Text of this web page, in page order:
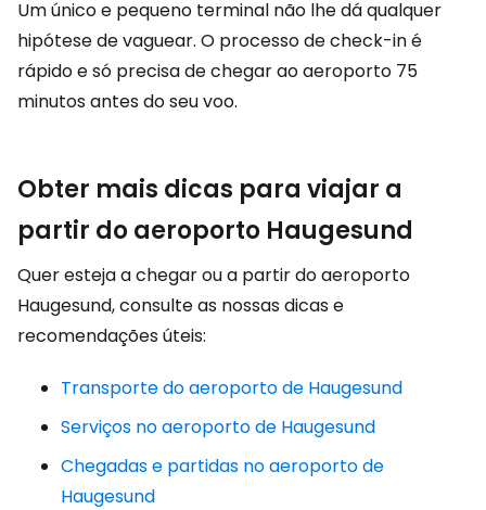
Um único e pequeno terminal não lhe dá qualquer
hipótese de vaguear. O processo de check-in é
rápido e só precisa de chegar ao aeroporto 75
minutos antes do seu voo.
Obter mais dicas para viajar a
partir do aeroporto Haugesund
Quer esteja a chegar ou a partir do aeroporto
Haugesund, consulte as nossas dicas e
recomendações úteis:
Transporte do aeroporto de Haugesund
Serviços no aeroporto de Haugesund
Chegadas e partidas no aeroporto de
Haugesund